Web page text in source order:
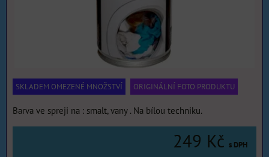
SKLADEM OMEZENÉ MNOŽSTVÍ ORIGINÁLNÍ FOTO PRODUKTU
Barva ve spreji na : smalt, vany . Na bílou techniku.
249 Kč s DPH